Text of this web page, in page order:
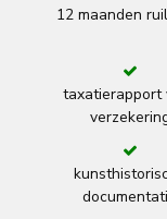
12 maanden
taxatierapport